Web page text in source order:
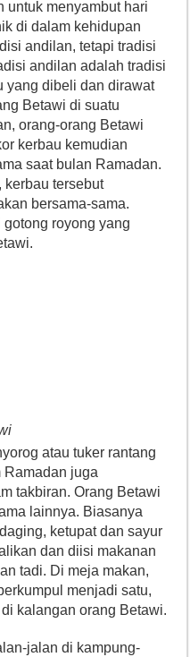
untuk menyambut hari
di dalam kehidupan
andilan, tetapi tradisi
andilan adalah tradisi
yang dibeli dan dirawat
Betawi di suatu
orang-orang Betawi
kerbau kemudian
saat bulan Ramadan.
kerbau tersebut
bersama-sama.
royong yang
atau tuker rantang
Ramadan juga
takbiran. Orang Betawi
lainnya. Biasanya
ketupat dan sayur
dan diisi makanan
tadi. Di meja makan,
menjadi satu,
kalangan orang Betawi.
jalan di kampung-